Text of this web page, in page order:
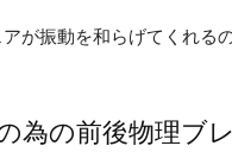
が振動を和らげてくれる
為の前後物理ブ